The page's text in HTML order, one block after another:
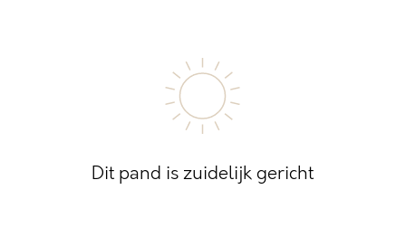
Dit pand is zuidelijk gericht